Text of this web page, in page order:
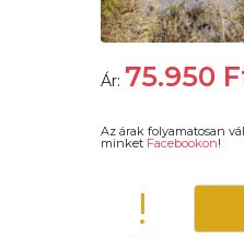
Ár: 75.950
Az árak folyamatosan
minket Facebookon!
!